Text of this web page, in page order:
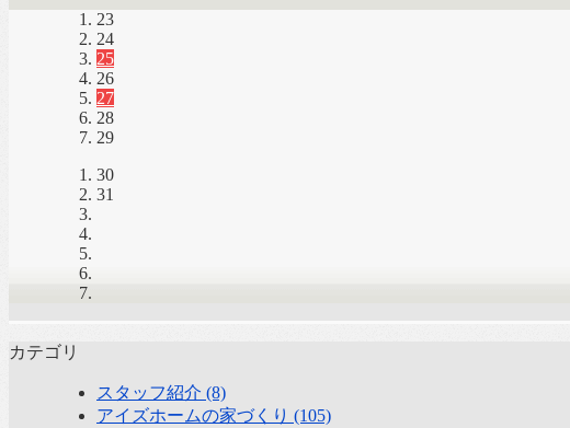
23
24
25
26
27
28
29
30
31
カテゴリ
スタッフ紹介 (8)
アイズホームの家づくり (105)